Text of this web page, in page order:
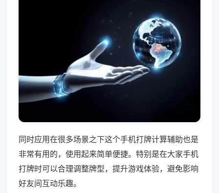
同时应用在很多场景之下这个手机打牌计算辅助也是
非常有用的，使用起来简单便捷。特别是在大家手机
打牌时可以合理调整牌型，提升游戏体验，避免影响
好友间互动乐趣。